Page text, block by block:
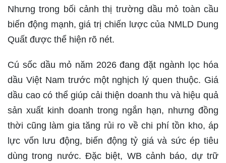
Nhưng trong bối cảnh thị trường dầu mỏ toàn cầu
biến động mạnh, giá trị chiến lược của NMLD Dung
Quất được thể hiện rõ nét.
Cú sốc dầu mỏ năm 2026 đang đặt ngành lọc hóa
dầu Việt Nam trước một nghịch lý quen thuộc. Giá
dầu cao có thể giúp cải thiện doanh thu và hiệu quả
sản xuất kinh doanh trong ngắn hạn, nhưng đồng
thời cũng làm gia tăng rủi ro về chi phí tồn kho, áp
lực vốn lưu động, biến động tỷ giá và sức ép tiêu
dùng trong nước. Đặc biệt, WB cảnh báo, dự trữ